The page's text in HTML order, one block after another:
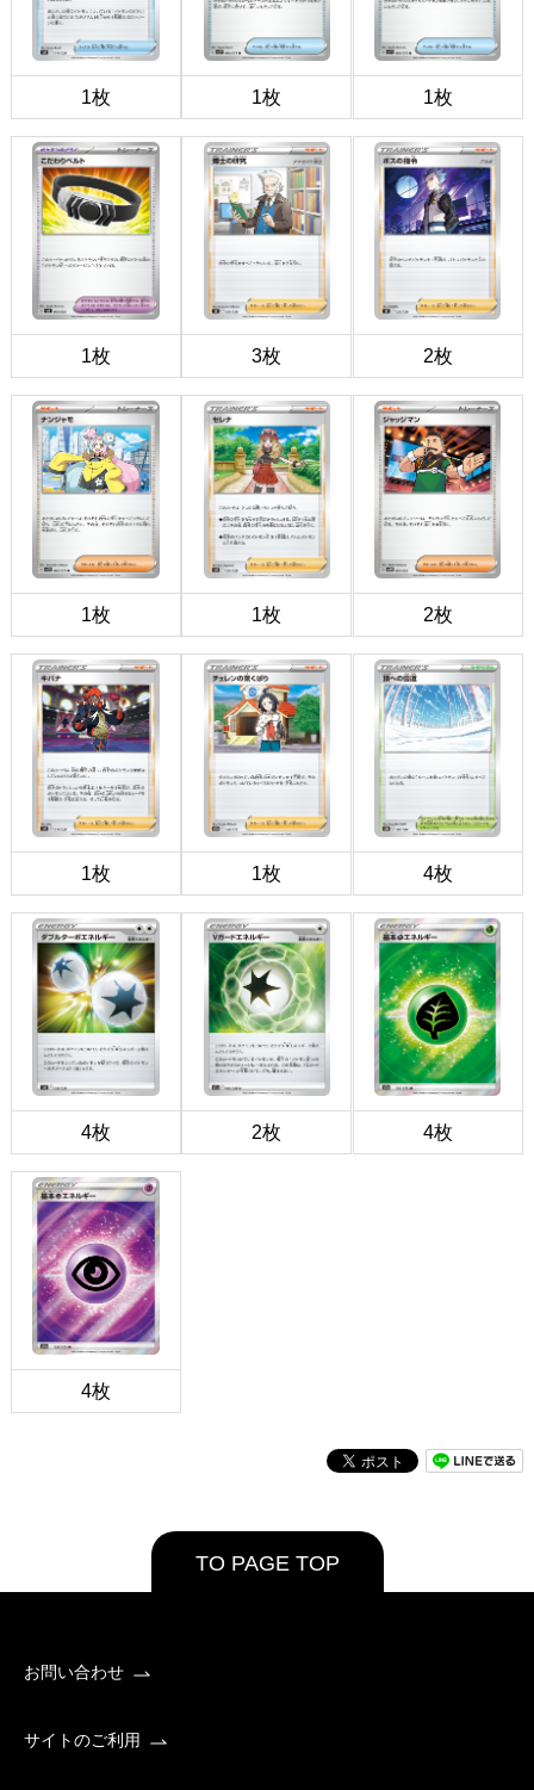
1枚 1枚 1枚
1枚 3枚 2枚
1枚 1枚 2枚
1枚 1枚 4枚
4枚 2枚 4枚
4枚
TO PAGE TOP
お問い合わせ
サイトのご利用